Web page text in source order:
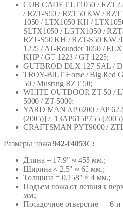
CUB CADET LT1050 /
/ RZT-S50 / RZT50 KW /
1050 / LTX1050 KH /
SLTX1050 / LGTX1050 /
RZT-S50 KH / RZT-S50 KW /
1225 / All-Rounder 1050 /
KHP / GT 1223 / GT 1225;
GUTBROD DLX 127 SAL /
TROY-BILT Horse / Big Red
50 / Mustang RZT 50;
WHITE OUTDOOR ZT-50 /
5000 / ZT-5000;
YARD MAN AP 6200 / AP
(2005)] / [13AP615P755
CRAFTSMAN PYT9000 /
Размеры ножа 942-04053C:
Длина = 17.9″ ≈ 455 мм.;
Ширина ≈ 2.5″ ≈ 63 мм.;
Толщина = 0.158″ ≈ 4 мм.;
Подъем ножа от лезвия к
мм.;
Посадочное отверстие — 6-и